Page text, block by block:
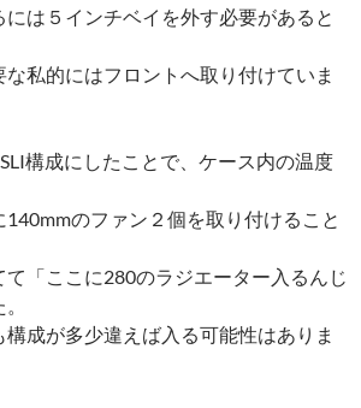
には５インチベイを外す必要があると
な私的にはフロントへ取り付けていま
構成にしたことで、ケース内の温度
のファン２個を取り付けること
「ここに280のラジエーター入るんじ
構成が多少違えば入る可能性はありま